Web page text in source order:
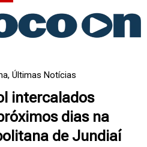
, Últimas Notícias
intercalados
dias na
de Jundiaí